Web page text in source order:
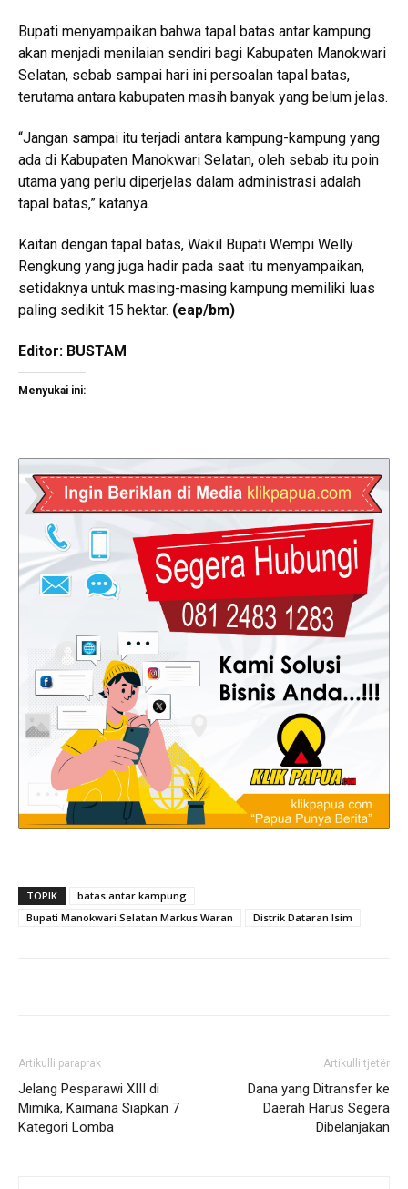
Bupati menyampaikan bahwa tapal batas antar kampung
akan menjadi menilaian sendiri bagi Kabupaten Manokwari
Selatan, sebab sampai hari ini persoalan tapal batas,
terutama antara kabupaten masih banyak yang belum jelas.
“Jangan sampai itu terjadi antara kampung-kampung yang
ada di Kabupaten Manokwari Selatan, oleh sebab itu poin
utama yang perlu diperjelas dalam administrasi adalah
tapal batas,” katanya.
Kaitan dengan tapal batas, Wakil Bupati Wempi Welly
Rengkung yang juga hadir pada saat itu menyampaikan,
setidaknya untuk masing-masing kampung memiliki luas
paling sedikit 15 hektar. (eap/bm)
Editor: BUSTAM
Menyukai ini:
TOPIK
batas antar kampung
Bupati Manokwari Selatan Markus Waran
Distrik Dataran Isim
Artikulli paraprak
Jelang Pesparawi XIII di
Mimika, Kaimana Siapkan 7
Kategori Lomba
Artikulli tjetër
Dana yang Ditransfer ke
Daerah Harus Segera
Dibelanjakan